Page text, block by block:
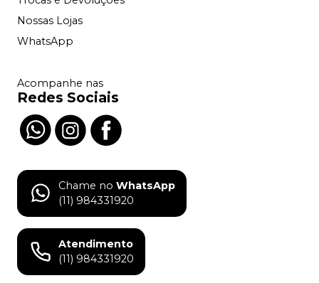
Nossas Lojas
WhatsApp
Acompanhe nas
Redes Sociais
Chame no WhatsApp
(11) 984331920
Atendimento
(11) 984331920